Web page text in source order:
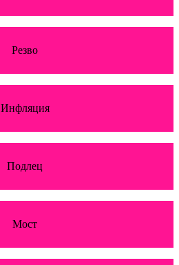
Резво
Инфляция
Подлец
Мост